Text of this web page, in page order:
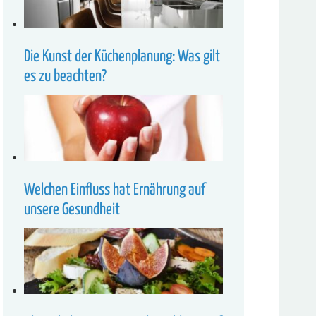
Die Kunst der Küchenplanung: Was gilt
es zu beachten?
Welchen Einfluss hat Ernährung auf
unsere Gesundheit